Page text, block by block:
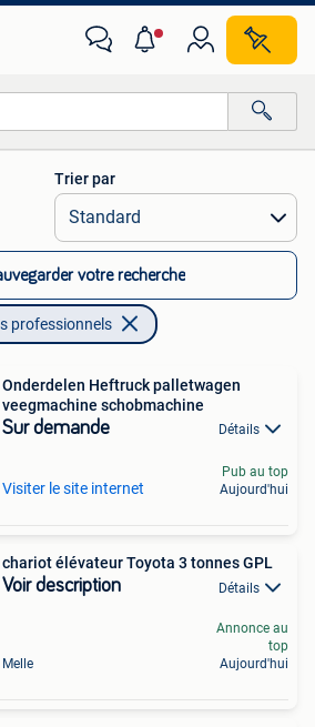
Toutes les distances…
Trier par
votre recherche
professionnels
Onderdelen Heftruck palletwagen
veegmachine schobmachine
Sur demande Détails
Visiter le site internet
Pub au top
Aujourd'hui
chariot élévateur Toyota 3 tonnes GPL
Voir description Détails
Melle
Annonce au
top
Aujourd'hui